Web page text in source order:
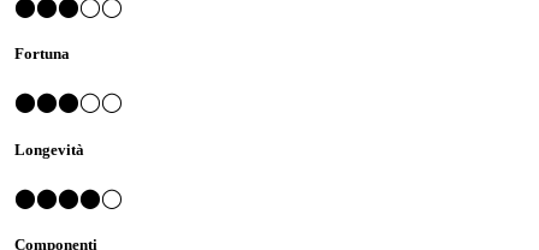
⬤⬤⬤◯◯
Fortuna
⬤⬤⬤◯◯
Longevità
⬤⬤⬤⬤◯
Componenti